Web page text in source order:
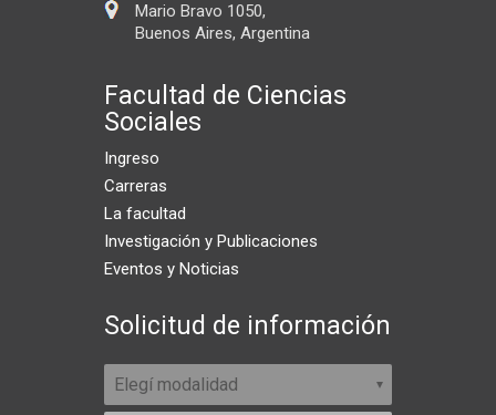
Mario Bravo 1050,
Buenos Aires, Argentina
Facultad de Ciencias
Sociales
Ingreso
Carreras
La facultad
Investigación y Publicaciones
Eventos y Noticias
Solicitud de información